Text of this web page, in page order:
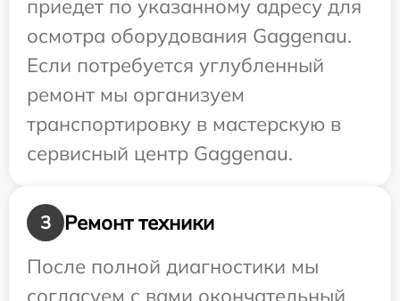
приедет по указанному адресу для
осмотра оборудования Gaggenau.
Если потребуется углубленный
ремонт мы организуем
транспортировку в мастерскую в
сервисный центр Gaggenau.
3
Ремонт техники
После полной диагностики мы
согласуем с вами окончательный